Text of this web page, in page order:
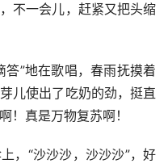
不一会儿，赶紧又把头缩
”地在歌唱，春雨抚摸着
儿使出了吃奶的劲，挺直
！真是万物复苏啊！
“沙沙沙，沙沙沙”，好